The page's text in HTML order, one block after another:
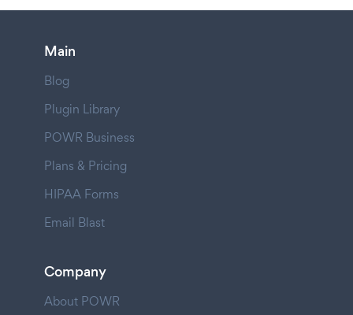
Main
Blog
Plugin Library
POWR Business
Plans & Pricing
HIPAA Forms
Email Blast
Company
About POWR